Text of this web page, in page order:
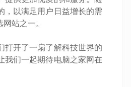
，以满足用户日益增长的需
站之一。
打开了一扇了解科技世界的
我们一起期待电脑之家网在